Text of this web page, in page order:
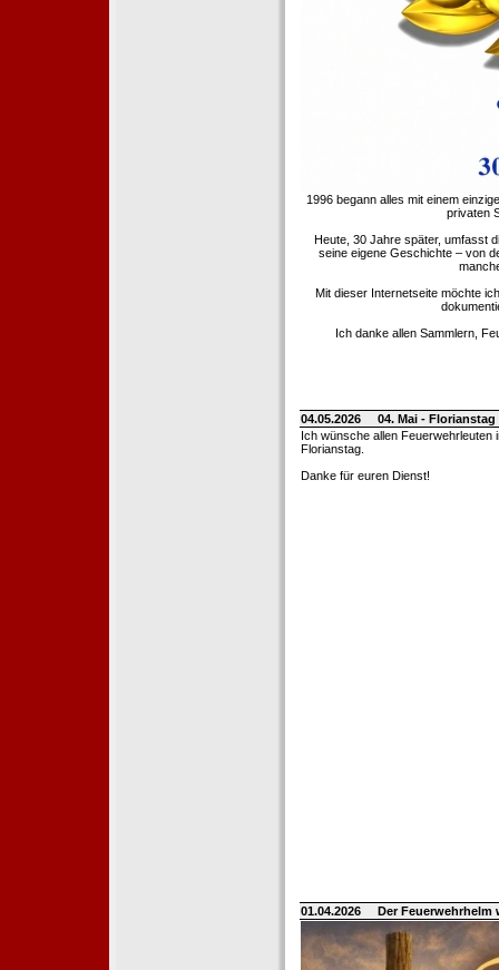
1996 begann alles mit einem
privaten
Heute, 30 Jahre später, umfasst
seine eigene Geschichte – von
Mit dieser Internetseite möchte
Ich danke allen Sammlern,
04.05.2026
04. Mai -
Ich wünsche allen Feuerwehrleuten
Florianstag.
Danke für euren Dienst!
01.04.2026 Der